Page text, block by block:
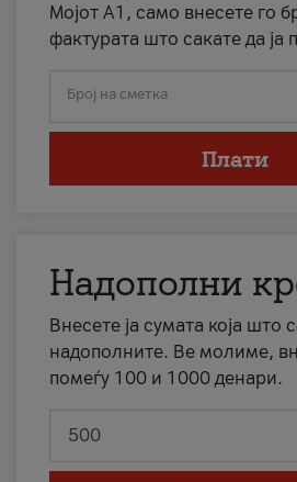
Мојот А1, само внесете го
фактурата што сакате да ја
Број на сметка
Плати
Надополни
Внесете ја сумата која што
надополните. Ве молиме,
помеѓу 100 и 1000 денари.